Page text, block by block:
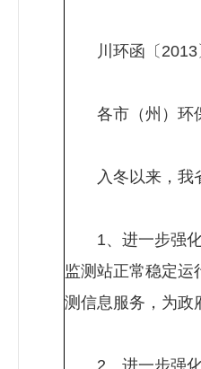
川环函〔2013
各市（州）环
入冬以来，我省
1、进一步强化
监测站正常稳定
测信息服务，为政
2、进一步强化